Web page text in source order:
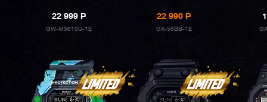
22 999P
GW-M5610U-1E
22 990P
GX-56BB-1E